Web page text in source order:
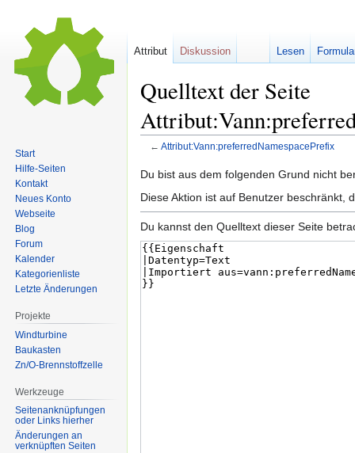
Quelltext der Seite
← Attribut:Vann:preferredNamespacePrefix
Zur
Navigation
Zur
Suche
Du bist aus dem folgenden Grund nicht
Diese Aktion ist auf Benutzer beschränkt,
Du kannst den Quelltext dieser Seite
Attribut Diskussion Lesen
Start
Hilfe-Seiten
Kontakt
Neues Konto
Webseite
Blog
Forum
Kalender
Kategorienliste
Letzte Änderungen
Projekte
Windturbine
Baukasten
Zn/O-Brennstoffzelle
Werkzeuge
Seitenanknüpfungen
oder Links hierher
Änderungen an
verknüpften Seiten